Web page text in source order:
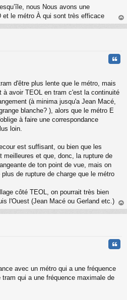
nous Nous avons une
et le métro À qui sont très efficace
au
d'être plus lente que le métro, mais
à avoir TEOL en tram c'est la continuité
(à minima jusqu'a Jean Macé,
blanche? ), alors que le métro E
à faire une correspondance
loin.
est suffisant, ou bien que les
meilleures et que, donc, la rupture de
de ton point de vue, mais on
de rupture de charge que le métro
côté TEOL, on pourrait très bien
l'Ouest (Jean Macé ou Gerland etc.)
au
avec un métro qui a une fréquence
tram qui a une fréquence maximale de